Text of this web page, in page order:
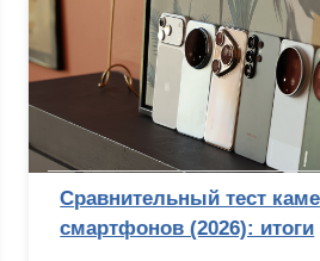
Сравнительный тест
смартфонов (2026): итоги